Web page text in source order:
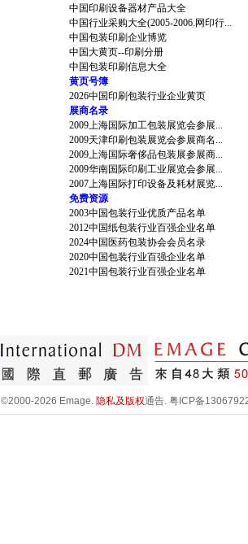
中国印刷设备器材产品大全
中国行业采购大全(2005-2006.网印行...
中国包装印刷企业博览
中国大黄页--印刷分册
中国包装印刷信息大全
黄页号簿
2026中国印刷包装行业企业黄页
展商名录
2009上海国际加工包装展览会参展...
2009天津印刷包装展览会参展商名...
2009上海国际奢侈品包装展参展商...
2009华南国际印刷工业展览会参展...
2007上海国际打印设备及耗材展览...
免费资源
2003中国包装行业优质产品名单
2012中国纸包装行业百强企业名单
2024中国医药包装协会会员名录
2020中国包装行业百强企业名单
2021中国包装行业百强企业名单
©2000-2026 Emage. 隐私及版权通告. 粤ICP备